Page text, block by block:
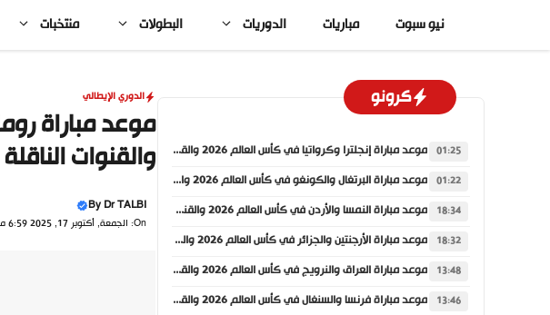
المحتوى
نيو سبوت مباريات الدوريات البطولات منتخبات
الدوري الإيطالي
والقنوات الناقلة
ByDr TALBI
On: الجمعة, أكتوبر 17, 2025 6:59 مساءً
كرونو
01:25 موعد مباراة إنجلترا وكرواتيا في كأس العالم 2026 والقنوات الناقلة
01:22 موعد مباراة البرتغال والكونغو في كأس العالم 2026 والقنوات الناقلة
18:34 موعد مباراة النمسا والأردن في كأس العالم 2026 والقنوات الناقلة
18:32 موعد مباراة الأرجنتين والجزائر في كأس العالم 2026 والقنوات الناقلة
13:48 موعد مباراة العراق والنرويج في كأس العالم 2026 والقنوات الناقلة
13:46 موعد مباراة فرنسا والسنغال في كأس العالم 2026 والقنوات الناقلة